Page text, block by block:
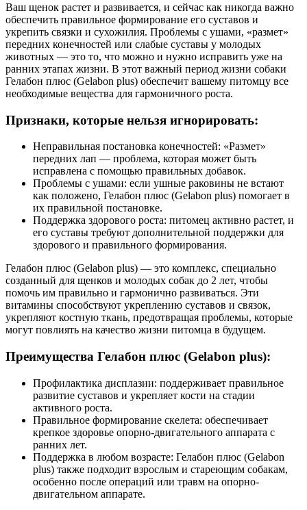
Ваш щенок растет и развивается, и сейчас как никогда важно
обеспечить правильное формирование его суставов и
укрепить связки и сухожилия. Проблемы с ушами, «размет»
передних конечностей или слабые суставы у молодых
животных — это то, что можно и нужно исправить уже на
ранних этапах жизни. В этот важный период жизни собаки
Гелабон плюс (Gelabon plus) обеспечит вашему питомцу все
необходимые вещества для гармоничного роста.
Признаки, которые нельзя игнорировать:
Неправильная постановка конечностей: «Размет»
передних лап — проблема, которая может быть
исправлена с помощью правильных добавок.
Проблемы с ушами: если ушные раковины не встают
как положено, Гелабон плюс (Gelabon plus) помогает в
их правильной постановке.
Поддержка здорового роста: питомец активно растет, и
его суставы требуют дополнительной поддержки для
здорового и правильного формирования.
Гелабон плюс (Gelabon plus) — это комплекс, специально
созданный для щенков и молодых собак до 2 лет, чтобы
помочь им правильно и гармонично развиваться. Эти
витамины способствуют укреплению суставов и связок,
укрепляют костную ткань, предотвращая проблемы, которые
могут повлиять на качество жизни питомца в будущем.
Преимущества Гелабон плюс (Gelabon plus):
Профилактика дисплазии: поддерживает правильное
развитие суставов и укрепляет кости на стадии
активного роста.
Правильное формирование скелета: обеспечивает
крепкое здоровье опорно-двигательного аппарата с
ранних лет.
Поддержка в любом возрасте: Гелабон плюс (Gelabon
plus) также подходит взрослым и стареющим собакам,
особенно после операций или травм на опорно-
двигательном аппарате.